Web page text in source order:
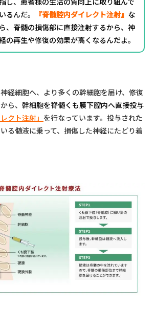
いるんだ。
『脊髄腔内ダイレクト注射』 な
ら、脊髄の損傷部に直接注射するから、神
の再生や修復の効果が高くなるんだよ。
経細胞へ、より多くの幹細胞を届け、修復
ら、 幹細胞を脊髄くも膜下腔内へ直接投与
クト注射」 を行なっています。投与された
る髄液に乗って、損傷した神経にたどり着